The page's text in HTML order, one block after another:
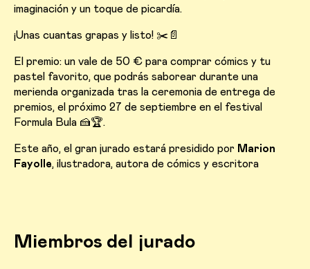
imaginación y un toque de picardía.
¡Unas cuantas grapas y listo! ✂️📄
El premio: un vale de 50 € para comprar cómics y tu
pastel favorito, que podrás saborear durante una
merienda organizada tras la ceremonia de entrega de
premios, el próximo 27 de septiembre en el festival
Formula Bula 🍰🏆.
Este año, el gran jurado estará presidido por Marion
Fayolle, ilustradora, autora de cómics y escritora
Miembros del jurado